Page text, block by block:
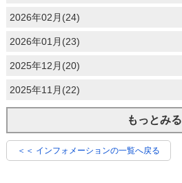
2026年02月(24)
2026年01月(23)
2025年12月(20)
2025年11月(22)
もっとみる
＜＜ インフォメーションの一覧へ戻る